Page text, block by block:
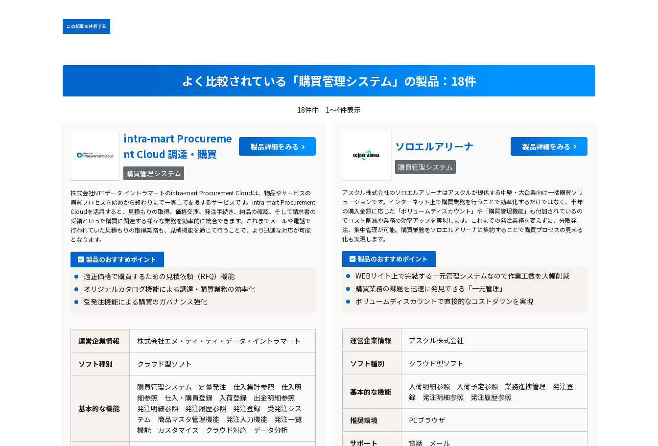
この記事を共有する
よく比較されている 「購買管理システム」の製品：18件
18件中 1～4件表示
intra-mart Procureme
nt Cloud 調達・購買
製品詳細をみる
購買管理システム
株式会社NTTデータ イントラマートのintra-mart Procurement Cloudは、物品やサービスの
購買プロセスを始めから終わりまで一貫して支援するサービスです。intra-mart Procurement
Cloudを活用すると、見積もりの取得、価格交渉、発注手続き、納品の確認、そして請求書の
受領といった購買に関連する様々な業務を効率的に統合できます。これまでメールや電話で
行われていた見積もりの取得業務も、見積機能を通じて行うことで、より迅速な対応が可能
となります。
製品のおすすめポイント
適正価格で購買するための見積依頼（RFQ）機能
オリジナルカタログ機能による調達・購買業務の効率化
受発注機能による購買のガバナンス強化
運営企業情報 株式会社エヌ・ティ・ティ・データ・イントラマート
ソフト種別 クラウド型ソフト
基本的な機能
購買管理システム 定量発注 仕入集計参照 仕入明
細参照 仕入・購買登録 入荷登録 出金明細参照
発注明細参照 発注履歴参照 発注登録 受発注シス
テム 商品マスタ管理機能 発注入力機能 発注一覧
機能 カスタマイズ クラウド対応 データ分析
ソロエルアリーナ 製品詳細をみる
購買管理システム
アスクル株式会社のソロエルアリーナはアスクルが提供する中堅・大企業向け一括購買ソリ
ューションです。インターネット上で購買業務を行うことで効率化するだけではなく、半年
の購入金額に応じた「ボリュームディスカウント」や「購買管理機能」も付加されているの
でコスト削減や業務の効率アップを実現します。これまでの発注業務を変えずに、分散発
注、集中管理が可能。購買業務をソロエルアリーナに集約することで購買プロセスの見える
化も実現します。
製品のおすすめポイント
WEBサイト上で完結する一元管理システムなので作業工数を大幅削減
購買業務の課題を迅速に発見できる「一元管理」
ボリュームディスカウントで直接的なコストダウンを実現
運営企業情報 アスクル株式会社
ソフト種別 クラウド型ソフト
基本的な機能
入荷明細参照 入荷予定参照 業務進捗管理 発注登
録 発注明細参照 発注履歴参照
推奨環境 PCブラウザ
サポート 電話 メール